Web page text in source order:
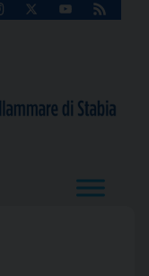
X
YouTube
Feed